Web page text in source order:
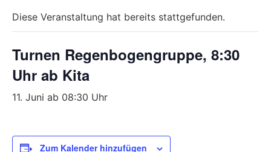
Diese Veranstaltung hat bereits stattgefunden.
Turnen Regenbogengruppe, 8:30
Uhr ab Kita
11. Juni ab 08:30 Uhr
Zum Kalender hinzufügen